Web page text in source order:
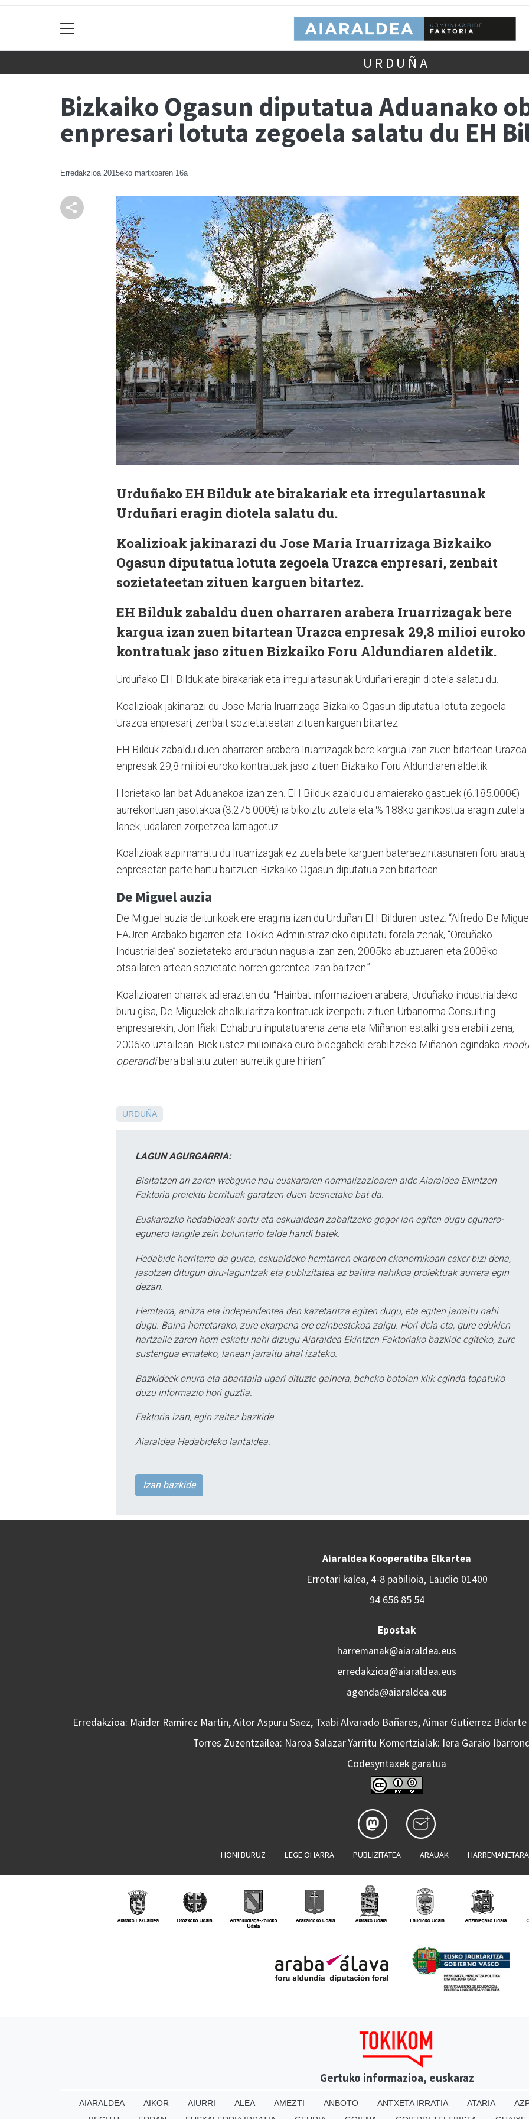
URDUÑA
Bizkaiko Ogasun diputatua Aduanako
enpresari lotuta zegoela salatu du EH
Erredakzioa 2015eko martxoaren 16a
Urduñako EH Bilduk ate birakariak eta irregulartasunak
Urduñari eragin diotela salatu du.
Koalizioak jakinarazi du Jose Maria Iruarrizaga Bizkaiko
Ogasun diputatua lotuta zegoela Urazca enpresari, zenbait
sozietateetan zituen karguen bitartez.
EH Bilduk zabaldu duen oharraren arabera Iruarrizagak bere
kargua izan zuen bitartean Urazca enpresak 29,8 milioi euroko
kontratuak jaso zituen Bizkaiko Foru Aldundiaren aldetik.
Urduñako EH Bilduk ate birakariak eta irregulartasunak Urduñari eragin diotela salatu du.
Koalizioak jakinarazi du Jose Maria Iruarrizaga Bizkaiko Ogasun diputatua lotuta zegoela
Urazca enpresari, zenbait sozietateetan zituen karguen bitartez.
EH Bilduk zabaldu duen oharraren arabera Iruarrizagak bere kargua izan zuen bitartean Urazca
enpresak 29,8 milioi euroko kontratuak jaso zituen Bizkaiko Foru Aldundiaren aldetik.
Horietako lan bat Aduanakoa izan zen. EH Bilduk azaldu du amaierako gastuek (6.185.000€)
aurrekontuan jasotakoa (3.275.000€) ia bikoiztu zutela eta % 188ko gainkostua eragin zutela
lanek, udalaren zorpetzea larriagotuz.
Koalizioak azpimarratu du Iruarrizagak ez zuela bete karguen bateraezintasunaren foru araua,
enpresetan parte hartu baitzuen Bizkaiko Ogasun diputatua zen bitartean.
De Miguel auzia
De Miguel auzia deiturikoak ere eragina izan du Urduñan EH Bilduren ustez: “Alfredo De
EAJren Arabako bigarren eta Tokiko Administrazioko diputatu forala zenak, “Orduñako
Industrialdea” sozietateko arduradun nagusia izan zen, 2005ko abuztuaren eta 2008ko
otsailaren artean sozietate horren gerentea izan baitzen.”
Koalizioaren oharrak adierazten du: “Hainbat informazioen arabera, Urduñako industrialdeko
buru gisa, De Miguelek aholkularitza kontratuak izenpetu zituen Urbanorma Consulting
enpresarekin, Jon Iñaki Echaburu inputatuarena zena eta Miñanon estalki gisa erabili zena,
2006ko uztailean. Biek ustez milioinaka euro bidegabeki erabiltzeko Miñanon egindako
operandibera baliatu zuten aurretik gure hirian.”
URDUÑA
LAGUN AGURGARRIA:
Bisitatzen ari zaren webgune hau euskararen normalizazioaren alde Aiaraldea Ekintzen
Faktoria proiektu berrituak garatzen duen tresnetako bat da.
Euskarazko hedabideak sortu eta eskualdean zabaltzeko gogor lan egiten dugu egunero-
egunero langile zein boluntario talde handi batek.
Hedabide herritarra da gurea, eskualdeko herritarren ekarpen ekonomikoari esker bizi dena,
jasotzen ditugun diru-laguntzak eta publizitatea ez baitira nahikoa proiektuak aurrera egin
dezan.
Herritarra, anitza eta independentea den kazetaritza egiten dugu, eta egiten jarraitu nahi
dugu. Baina horretarako, zure ekarpena ere ezinbestekoa zaigu. Hori dela eta, gure edukien
hartzaile zaren horri eskatu nahi dizugu Aiaraldea Ekintzen Faktoriako bazkide egiteko, zure
sustengua emateko, lanean jarraitu ahal izateko.
Bazkideek onura eta abantaila ugari dituzte gainera, beheko botoian klik eginda topatuko
duzu informazio hori guztia.
Faktoria izan, egin zaitez bazkide.
Aiaraldea Hedabideko lantaldea.
Izan bazkide
Aiaraldea Kooperatiba Elkartea
Errotari kalea, 4-8 pabilioia, Laudio 01400
94 656 85 54
Epostak
harremanak@aiaraldea.eus
erredakzioa@aiaraldea.eus
agenda@aiaraldea.eus
Erredakzioa: Maider Ramirez Martin, Aitor Aspuru Saez, Txabi Alvarado Bañares, Aimar Gutierrez
Torres Zuzentzailea: Naroa Salazar Yarritu Komertzialak: Iera Garaio
Codesyntaxek garatua
HONI BURUZ LEGE OHARRA PUBLIZITATEA ARAUAK
Gertuko informazioa, euskaraz
AIARALDEA AIKOR AIURRI ALEA AMEZTI ANBOTO ANTXETA IRRATIA ATARIA